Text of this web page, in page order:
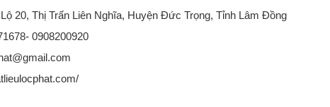
20, Thị Trấn Liên Nghĩa, Huyện Đức Trọng, Tỉnh Lâm Đồng
0908200920